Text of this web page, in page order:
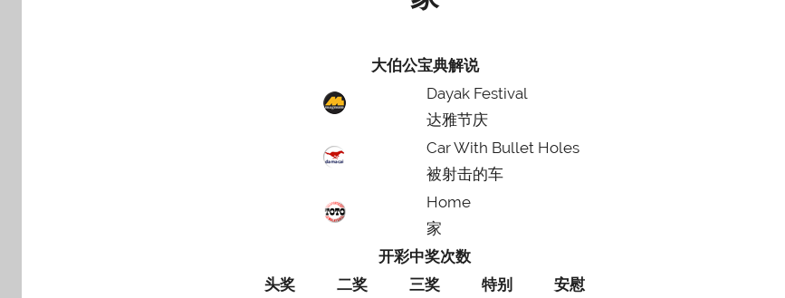
大伯公宝典解说
Dayak Festival
达雅节庆
Car With Bullet Holes
被射击的车
Home
家
开彩中奖次数
头奖
二奖 三奖 特别
安慰